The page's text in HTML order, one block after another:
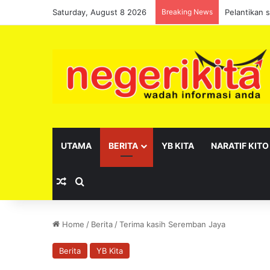
Saturday, August 8 2026 Breaking News Pelantikan
UTAMA BERITA YB KITA NARATIF KITO
Random Article
Home / Berita /Terima kasih Seremban Jaya
Berita YB Kita